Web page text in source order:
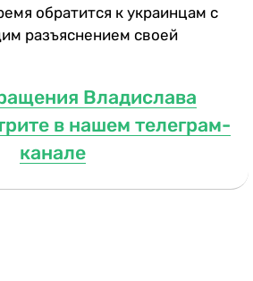
обратится к украинцам с
разъяснением своей
Владислава
в нашем телеграм-
канале